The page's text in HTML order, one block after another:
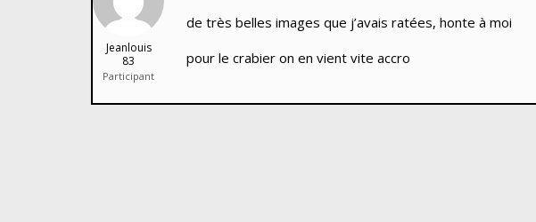
Jeanlouis
83
Participant
de très belles images que j’avais ratées, honte à moi
pour le crabier on en vient vite accro